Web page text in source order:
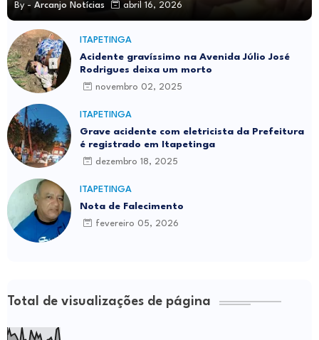
By - Arcanjo Notícias abril 16, 2026
ITAPETINGA
Acidente gravíssimo na Avenida Júlio José
Rodrigues deixa um morto
novembro 02, 2025
ITAPETINGA
Grave acidente com eletricista da Prefeitura
é registrado em Itapetinga
dezembro 18, 2025
ITAPETINGA
Nota de Falecimento
fevereiro 05, 2026
Total de visualizações de página